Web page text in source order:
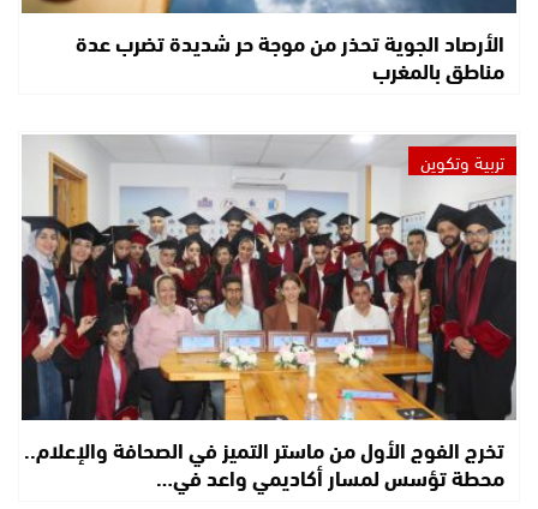
الأرصاد الجوية تحذر من موجة حر شديدة تضرب عدة
مناطق بالمغرب
تربية وتكوين
تخرج الفوج الأول من ماستر التميز في الصحافة والإعلام..
محطة تؤسس لمسار أكاديمي واعد في…